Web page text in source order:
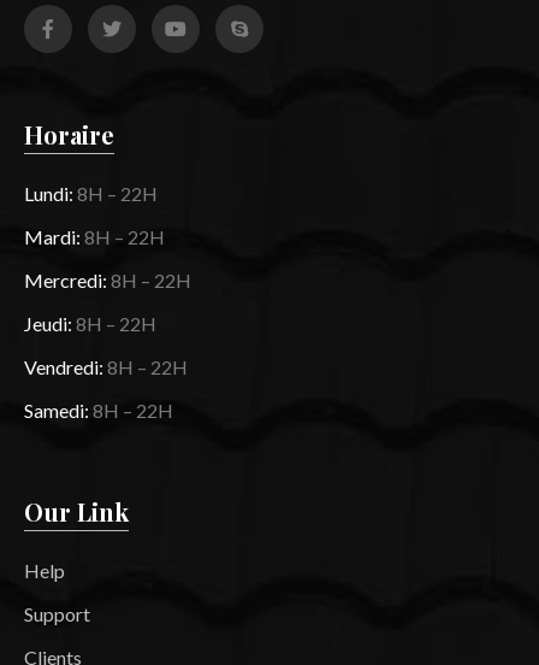
Horaire
Lundi: 8H – 22H
Mardi: 8H – 22H
Mercredi: 8H – 22H
Jeudi: 8H – 22H
Vendredi: 8H – 22H
Samedi: 8H – 22H
Our Link
Help
Support
Clients